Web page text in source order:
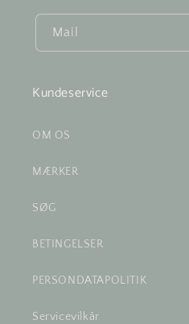
Mail
Kundeservice
OM OS
MÆRKER
SØG
BETINGELSER
PERSONDATAPOLITIK
Servicevilkår